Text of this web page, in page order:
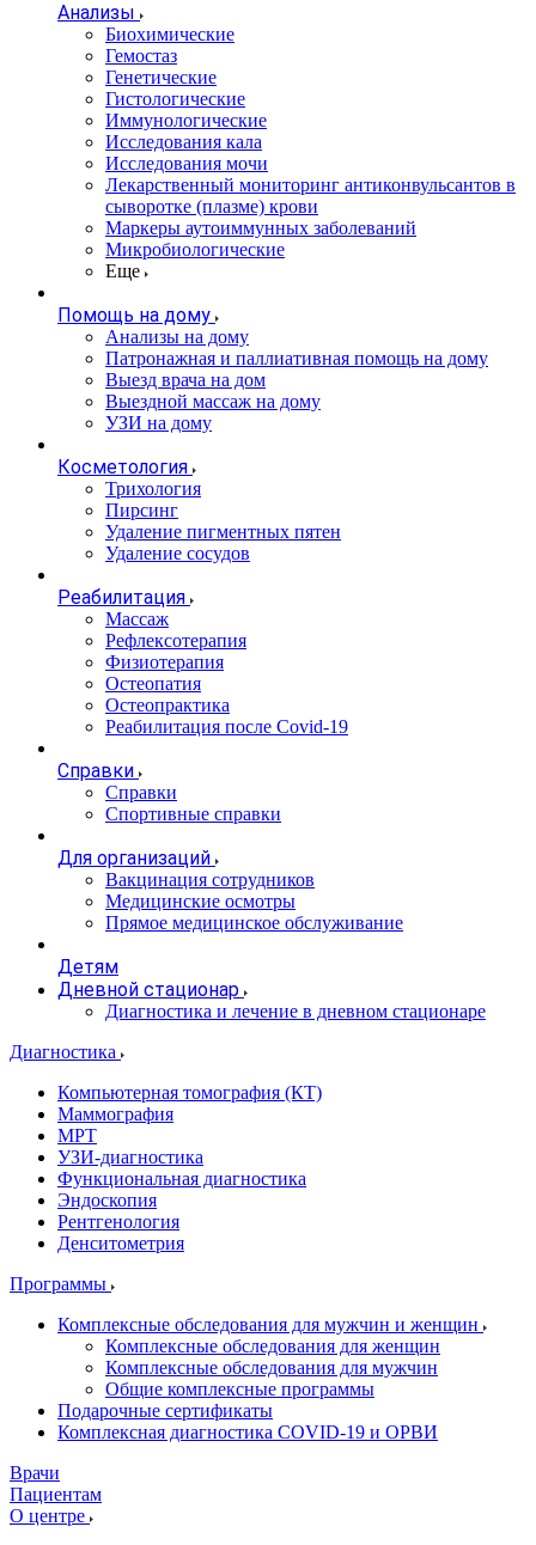
Анализы
Биохимические
Гемостаз
Генетические
Гистологические
Иммунологические
Исследования кала
Исследования мочи
Лекарственный мониторинг антиконвульсантов в
сыворотке (плазме) крови
Маркеры аутоиммунных заболеваний
Микробиологические
Еще
Помощь на дому
Анализы на дому
Патронажная и паллиативная помощь на дому
Выезд врача на дом
Выездной массаж на дому
УЗИ на дому
Косметология
Трихология
Пирсинг
Удаление пигментных пятен
Удаление сосудов
Реабилитация
Массаж
Рефлексотерапия
Физиотерапия
Остеопатия
Остеопрактика
Реабилитация после Covid-19
Справки
Справки
Спортивные справки
Для организаций
Вакцинация сотрудников
Медицинские осмотры
Прямое медицинское обслуживание
Детям
Дневной стационар
Диагностика и лечение в дневном стационаре
Диагностика
Компьютерная томография (КТ)
Маммография
МРТ
УЗИ-диагностика
Функциональная диагностика
Эндоскопия
Рентгенология
Денситометрия
Программы
Комплексные обследования для мужчин и женщин
Комплексные обследования для женщин
Комплексные обследования для мужчин
Общие комплексные программы
Подарочные сертификаты
Комплексная диагностика COVID-19 и ОРВИ
Врачи
Пациентам
О центре